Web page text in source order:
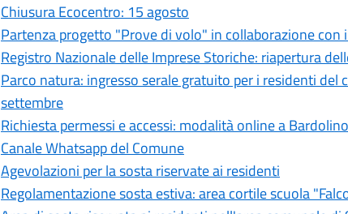
Chiusura Ecocentro: 15 agosto
Partenza progetto "Prove di volo" in collaborazione con
Registro Nazionale delle Imprese Storiche: riapertura
Parco natura: ingresso serale gratuito per i residenti
settembre
Richiesta permessi e accessi: modalità online a Bardolino
Canale Whatsapp del Comune
Agevolazioni per la sosta riservate ai residenti
Regolamentazione sosta estiva: area cortile scuola